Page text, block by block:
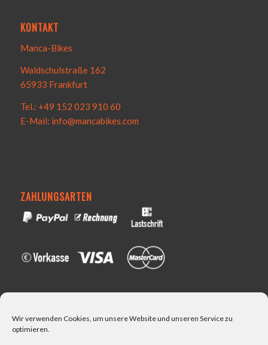
Wir verwenden Cookies, um unsere Website und unseren Service zu
optimieren.
KONTAKT
Manca-Bikes
Waldschulstraße 162
65933 Frankfurt
Tel.: +49 152 023 910 60
E-Mail: info@mancabikes.com
ZAHLUNGSARTEN